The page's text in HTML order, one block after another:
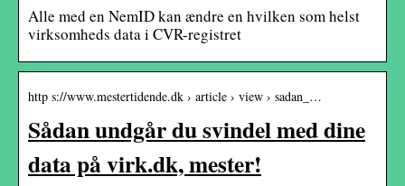
Alle med en NemID kan ændre en hvilken som helst
virksomheds data i CVR-registret
http s://www.mestertidende.dk › article › view › sadan_…
Sådan undgår du svindel med dine
data på virk.dk, mester!